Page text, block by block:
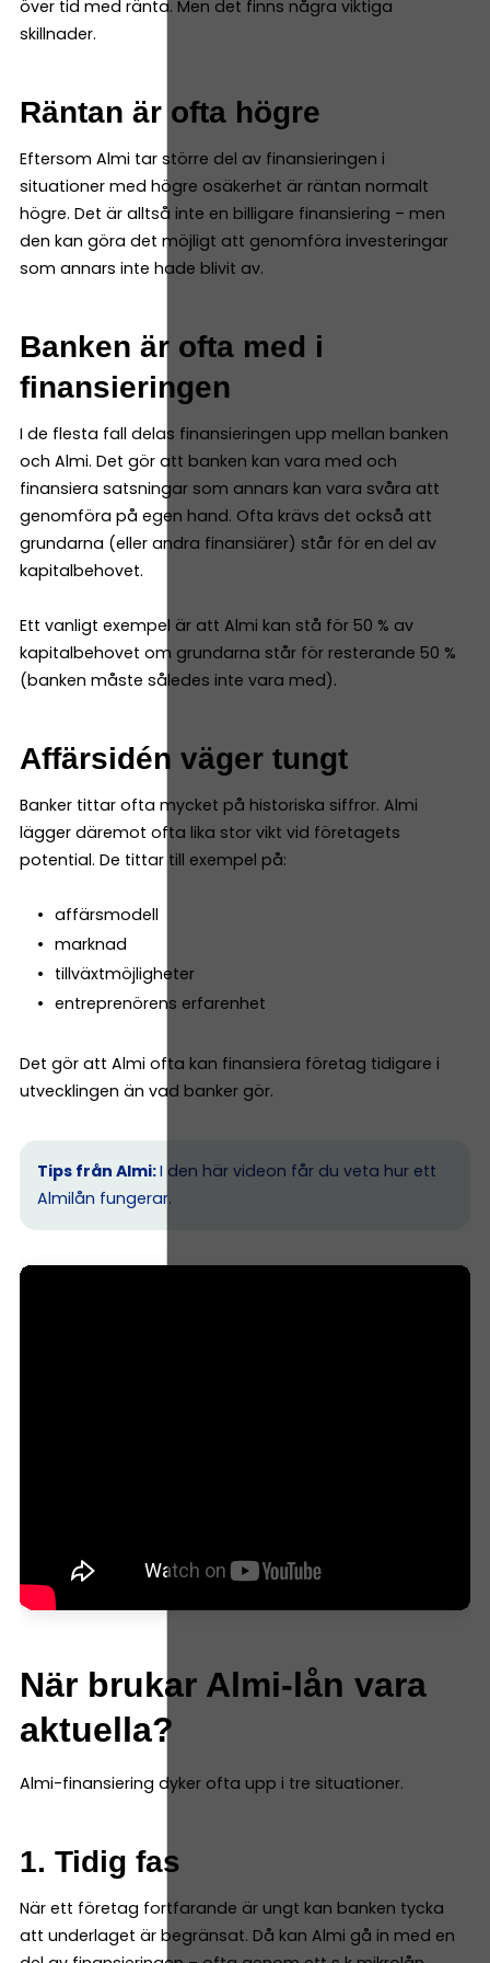
över tid med ränta. Men det finns några viktiga
skillnader.
Räntan är ofta högre
Eftersom Almi tar större del av finansieringen i
situationer med högre osäkerhet är räntan normalt
högre. Det är alltså inte en billigare finansiering – men
den kan göra det möjligt att genomföra investeringar
som annars inte hade blivit av.
Banken är ofta med i
finansieringen
I de flesta fall delas finansieringen upp mellan banken
och Almi. Det gör att banken kan vara med och
finansiera satsningar som annars kan vara svåra att
genomföra på egen hand. Ofta krävs det också att
grundarna (eller andra finansiärer) står för en del av
kapitalbehovet.
Ett vanligt exempel är att Almi kan stå för 50 % av
kapitalbehovet om grundarna står för resterande 50 %
(banken måste således inte vara med).
Affärsidén väger tungt
Banker tittar ofta mycket på historiska siffror. Almi
lägger däremot ofta lika stor vikt vid företagets
potential. De tittar till exempel på:
affärsmodell
marknad
tillväxtmöjligheter
entreprenörens erfarenhet
Det gör att Almi ofta kan finansiera företag tidigare i
utvecklingen än vad banker gör.
Tips från Almi:I den här videon får du veta hur ett
Almilån fungerar.
När brukar Almi-lån vara
aktuella?
Almi-finansiering dyker ofta upp i tre situationer.
1. Tidig fas
När ett företag fortfarande är ungt kan banken tycka
att underlaget är begränsat. Då kan Almi gå in med en